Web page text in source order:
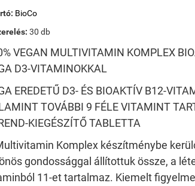
BioCo
30 db
VEGAN MULTIVITAMIN KOMPLEX
D3-VITAMINOKKAL
EREDETŰ D3- ÉS BIOAKTÍV B12-
TOVÁBBI 9 FÉLE VITAMINT
KIEGÉSZÍTŐ TABLETTA
Komplex készítménybe
gondossággal állítottuk össze, a
11-et tartalmaz. Kiemelt